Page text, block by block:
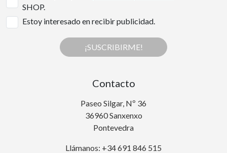
SHOP.
Estoy interesado en recibir publicidad.
¡SUSCRIBIRME!
Contacto
Paseo Silgar, Nº 36
36960 Sanxenxo
Pontevedra
Llámanos: +34 691 846 515